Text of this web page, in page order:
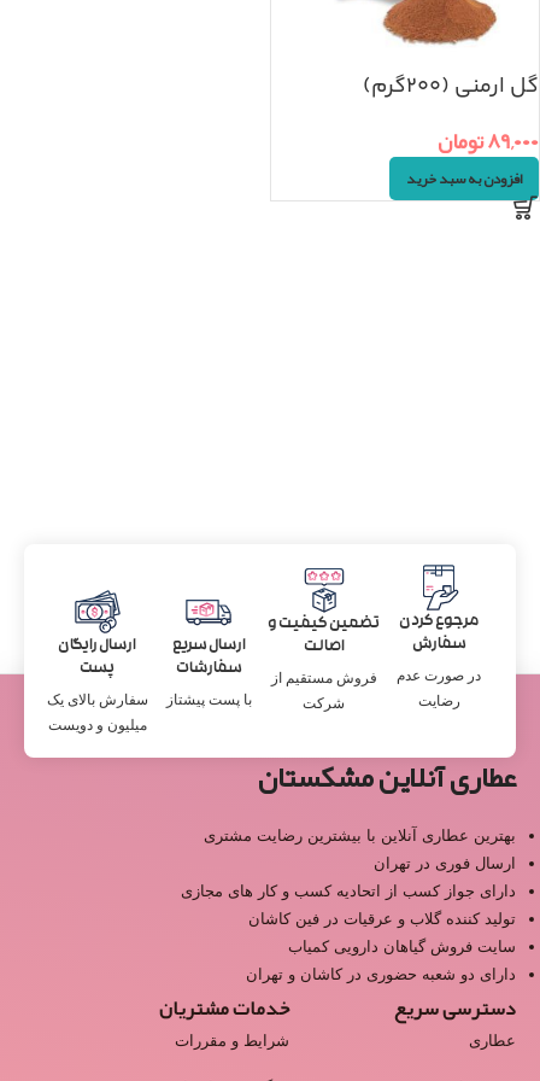
گل ارمنی (۲۰۰گرم)
۸۹,۰۰۰تومان
افزودن به سبد خرید
مرجوع کردن
سفارش
در صورت عدم
رضایت
تضمین کیفیت و
اصالت
فروش مستقیم از
شرکت
ارسال سریع
سفارشات
با پست پیشتاز
ارسال رایگان
پست
سفارش بالای یک
میلیون و دویست
عطاری آنلاین مشکستان
بهترین عطاری آنلاین با بیشترین رضایت مشتری
ارسال فوری در تهران
دارای جواز کسب از اتحادیه کسب و کار های مجازی
تولید کننده گلاب و عرقیات در فین کاشان
سایت فروش گیاهان دارویی کمیاب
دارای دو شعبه حضوری در کاشان و تهران
دسترسی سریع
عطاری
خدمات مشتریان
شرایط و مقررات